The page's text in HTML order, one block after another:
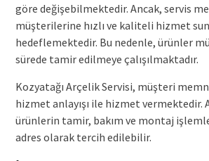
göre değişebilmektedir. Ancak, servis
müşterilerine hızlı ve kaliteli hizmet
hedeflemektedir. Bu nedenle, ürünler
sürede tamir edilmeye çalışılmaktadır.
Kozyatağı Arçelik Servisi, müşteri
hizmet anlayışı ile hizmet vermektedir.
ürünlerin tamir, bakım ve montaj
adres olarak tercih edilebilir.